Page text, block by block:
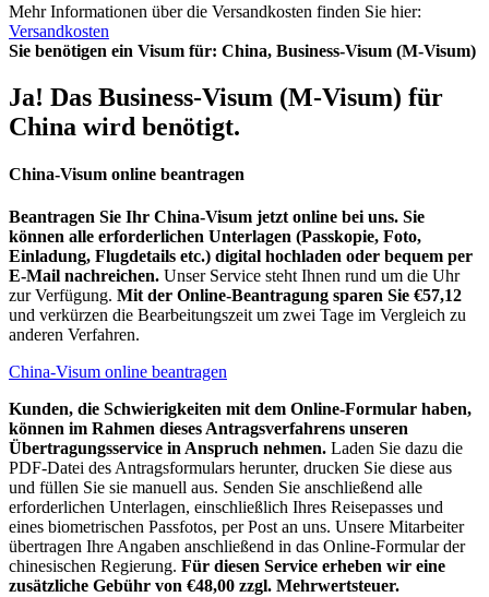
Mehr Informationen über die Versandkosten finden Sie hier:
Versandkosten
Sie benötigen ein Visum für: China, Business-Visum (M-Visum)
Ja! Das Business-Visum (M-Visum) für
China wird benötigt.
China-Visum online beantragen
Beantragen Sie Ihr China-Visum jetzt online bei uns. Sie
können alle erforderlichen Unterlagen (Passkopie, Foto,
Einladung, Flugdetails etc.) digital hochladen oder bequem per
E-Mail nachreichen. Unser Service steht Ihnen rund um die Uhr
zur Verfügung. Mit der Online-Beantragung sparen Sie €57,12
und verkürzen die Bearbeitungszeit um zwei Tage im Vergleich zu
anderen Verfahren.
China-Visum online beantragen
Kunden, die Schwierigkeiten mit dem Online-Formular haben,
können im Rahmen dieses Antragsverfahrens unseren
Übertragungsservice in Anspruch nehmen. Laden Sie dazu die
PDF-Datei des Antragsformulars herunter, drucken Sie diese aus
und füllen Sie sie manuell aus. Senden Sie anschließend alle
erforderlichen Unterlagen, einschließlich Ihres Reisepasses und
eines biometrischen Passfotos, per Post an uns. Unsere Mitarbeiter
übertragen Ihre Angaben anschließend in das Online-Formular der
chinesischen Regierung. Für diesen Service erheben wir eine
zusätzliche Gebühr von €48,00 zzgl. Mehrwertsteuer.